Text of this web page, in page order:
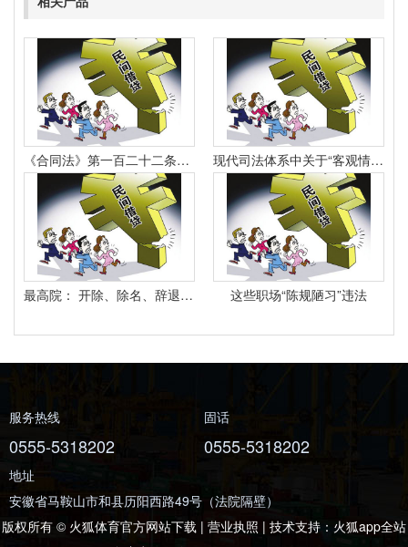
《合同法》第一百二十二条规定：“因当事人一方的违约行为侵害对方人身、财产权益的受损害方有权选择依照本法要求其承担违约责任或者依照其他法律要求其承担侵权责任。 现代司法体系中关于“客观情况出现重大变化”的法律规定有哪些
最高院： 开除、除名、辞退与解除劳动合同之间有什么区别？ 这些职场“陈规陋习”违法
服务热线
0555-5318202
固话
0555-5318202
地址
安徽省马鞍山市和县历阳西路49号（法院隔壁）
版权所有 © 火狐体育官方网站下载 | 营业执照 | 技术支持： 火狐app全站